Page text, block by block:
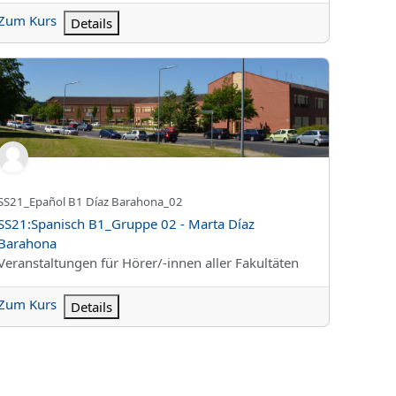
Kurs Details
B1_Gruppe 02 - Marta Díaz Barahona
KursnameB1 Díaz Barahona_02
B1_Gruppe 02 - Marta Díaz
für Hörer/-innen aller Fakultäten
Kurs Details
01 - Jenny Koch